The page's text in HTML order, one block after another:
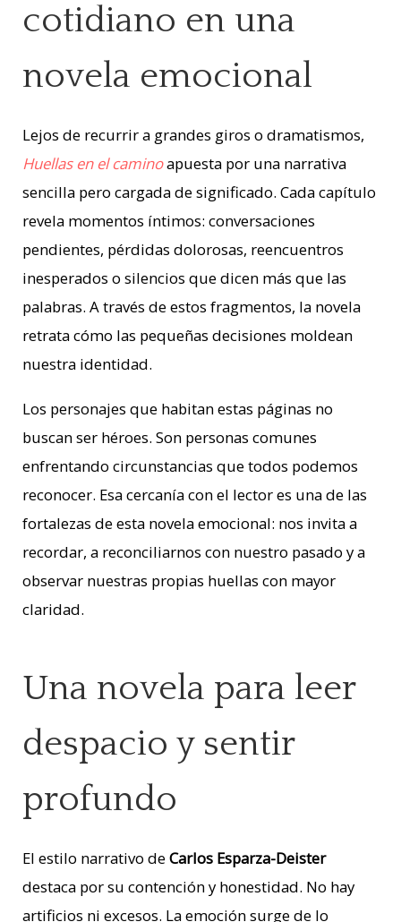
cotidiano en una
novela emocional
Lejos de recurrir a grandes giros o dramatismos,
Huellas en el caminoapuesta por una narrativa
sencilla pero cargada de significado. Cada capítulo
revela momentos íntimos: conversaciones
pendientes, pérdidas dolorosas, reencuentros
inesperados o silencios que dicen más que las
palabras. A través de estos fragmentos, la novela
retrata cómo las pequeñas decisiones moldean
nuestra identidad.
Los personajes que habitan estas páginas no
buscan ser héroes. Son personas comunes
enfrentando circunstancias que todos podemos
reconocer. Esa cercanía con el lector es una de las
fortalezas de esta novela emocional: nos invita a
recordar, a reconciliarnos con nuestro pasado y a
observar nuestras propias huellas con mayor
claridad.
Una novela para leer
despacio y sentir
profundo
El estilo narrativo deCarlos Esparza-Deister
destaca por su contención y honestidad. No hay
artificios ni excesos. La emoción surge de lo